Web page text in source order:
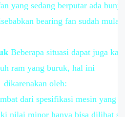
yang sedang berputar ada
bearing fan sudah
Beberapa situasi dapat juga
ram yang buruk, hal ini
dikarenakan oleh:
dari spesifikasi mesin yang
nilai minor hanya bisa dilihat